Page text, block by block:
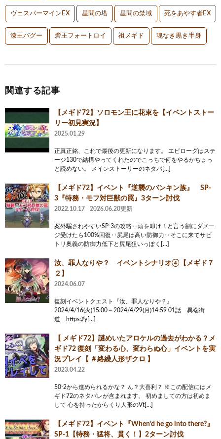
ヴェスパーマインEX 星間の塔 星間の禁域 死をあやす者EX
漆王バグー 砦王フォートロイ 祖メギド 魂なき黒き半身
関連する記事
【メギド72】ソロモン王に花束を【イベントストー
リー初見実況】
2025.01.29
正真正銘、これで最後の更新になります。 エピローグはステ
ージ130で結構やってくれたのでこっちで何をやるかちょっ
と読めない。 メインストーリーのネタバ[…]
【メギド72】イベント『逆襲のバンキン族』 SP-
3『特務・モフ対巨獣の罠』3ターン討伐
2022.10.17 2026.06.20更新
案外騙されやすいSP-3の攻略‥頭を叩け！と言う割にダメー
ジ受けたら100%回復‥尻尾は高い防御力‥そこに来てサビ
トリ奥義の防御力低下と尻尾狙いっぽく[…]
汝、罪人なりや？ イベントシナリオ④【メギド７
２】
2024.06.07
復刻イベントクエスト『汝、罪人なりや？』
2024/4/16(火)15:00～2024/4/29(月)14:59 01話 異端街
道 https://y[…]
【 メギド72】謎めいたアロケルの過去がわかる？メ
ギド72 復刻「変わる心、変わらぬ心」イベントを実
況プレイ【 ＃絡繰人形ザクロ 】
2023.04.22
50-2から進められるかな？ ん？大喜利？ ※この配信にはメ
ギド72のネタバレが含まれます。 初めましての方は初めま
して 心を持ったからくり人形のVt[…]
【メギド72】イベント『When’d he go into there?』
SP-1【特務・猛将、貫く！】2ターン討伐